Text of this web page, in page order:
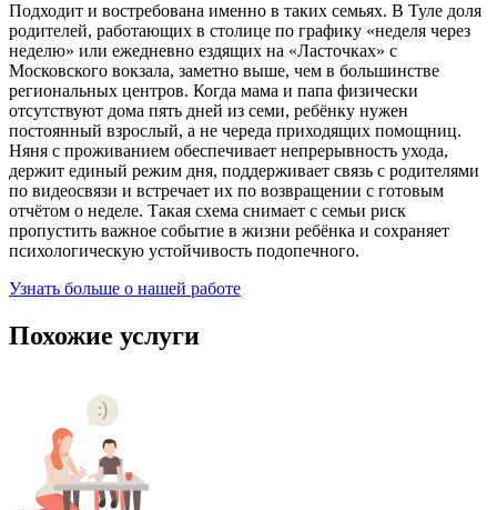
Подходит и востребована именно в таких семьях. В Туле доля
родителей, работающих в столице по графику «неделя через
неделю» или ежедневно ездящих на «Ласточках» с
Московского вокзала, заметно выше, чем в большинстве
региональных центров. Когда мама и папа физически
отсутствуют дома пять дней из семи, ребёнку нужен
постоянный взрослый, а не череда приходящих помощниц.
Няня с проживанием обеспечивает непрерывность ухода,
держит единый режим дня, поддерживает связь с родителями
по видеосвязи и встречает их по возвращении с готовым
отчётом о неделе. Такая схема снимает с семьи риск
пропустить важное событие в жизни ребёнка и сохраняет
психологическую устойчивость подопечного.
Узнать больше о нашей работе
Похожие услуги